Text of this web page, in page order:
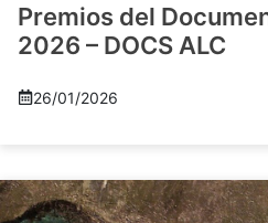
Premios del
2026 – DOCS ALC
26/01/2026